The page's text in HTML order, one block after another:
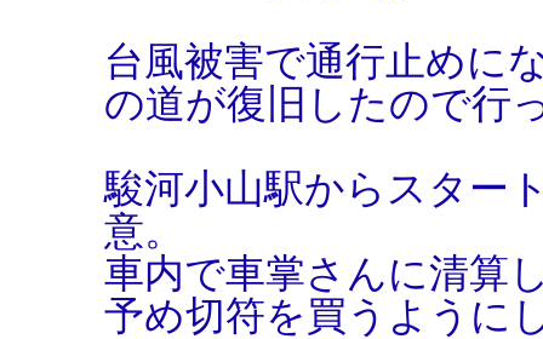
台風被害で通行止めに
の道が復旧したので行
駿河小山駅からスター
意。
車内で車掌さんに清算
予め切符を買うように